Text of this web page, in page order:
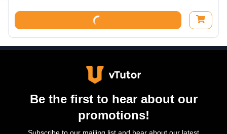
Be the first to hear about our
promotions!